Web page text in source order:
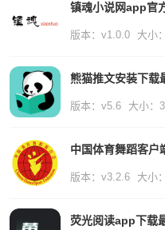
镇魂小说网app官
版本：v1.0.0 大小
熊猫推文安装下载
版本：v5.6 大小：
中国体育舞蹈客户
版本：v3.2.6 大小
荧光阅读app下载